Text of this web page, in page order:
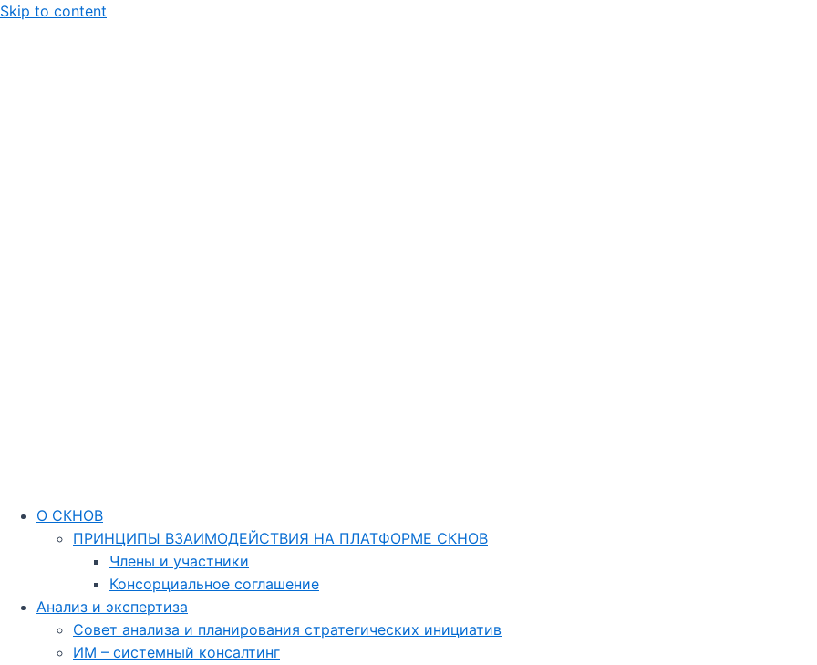
Skip to content
О СКНОВ
ПРИНЦИПЫ ВЗАИМОДЕЙСТВИЯ НА ПЛАТФОРМЕ СКНОВ
Члены и участники
Консорциальное соглашение
Анализ и экспертиза
Совет анализа и планирования стратегических инициатив
ИМ – системный консалтинг